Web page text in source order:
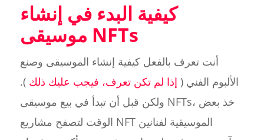
كيفية البدء في إنشاء
موسيقى NFTs
أنت تعرف بالفعل كيفية إنشاء الموسيقى وصنع
الألبوم الفني ( إذا لم تكن تعرف، فيجب عليك ذلك ).
ولكن قبل أن تبدأ في بيع موسيقى NFTs، خذ بعض
الوقت لتصفح مشاريع NFT الموسيقية لفنانين